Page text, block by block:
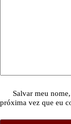
Salvar meu
próxima vez que eu